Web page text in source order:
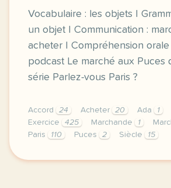
Vocabulaire : les objets |
un objet | Communication :
acheter | Compréhension
podcast Le marché aux Puces
série Parlez-vous Paris ?
Accord 24 Acheter 20 Ada 1
Exercice
425 Marchande 1
Paris
110 Puces 2 Siècle 15
exercice b1 le marche aux